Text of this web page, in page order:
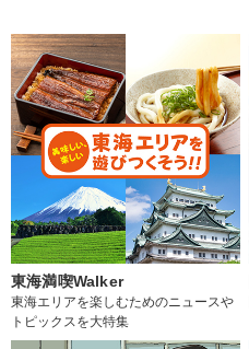
東海満喫Walker
東海エリアを楽しむためのニュースや
トピックスを大特集